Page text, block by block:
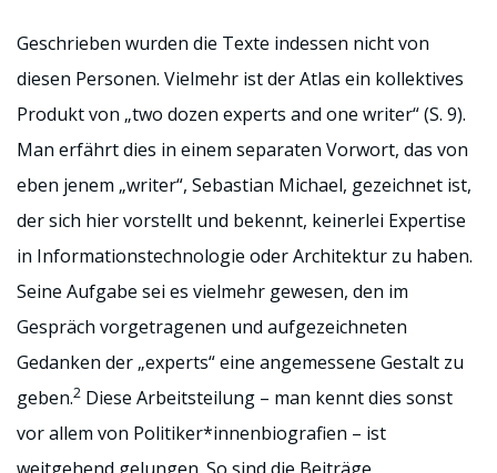
Geschrieben wurden die Texte indessen nicht von
diesen Personen. Vielmehr ist der Atlas ein kollektives
Produkt von „two dozen experts and one writer“ (S. 9).
Man erfährt dies in einem separaten Vorwort, das von
eben jenem „writer“, Sebastian Michael, gezeichnet ist,
der sich hier vorstellt und bekennt, keinerlei Expertise
in Informationstechnologie oder Architektur zu haben.
Seine Aufgabe sei es vielmehr gewesen, den im
Gespräch vorgetragenen und aufgezeichneten
Gedanken der „experts“ eine angemessene Gestalt zu
geben.2 Diese Arbeitsteilung – man kennt dies sonst
vor allem von Politiker*innenbiografien – ist
weitgehend gelungen. So sind die Beiträge